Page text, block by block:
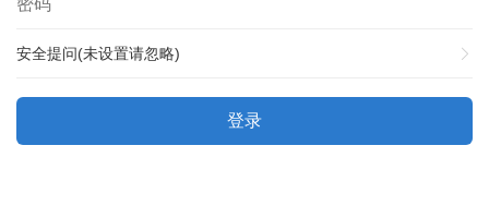
安全提问(未设置请忽略)
登录